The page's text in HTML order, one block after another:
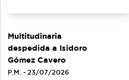
Multitudinaria
despedida a Isidoro
Gómez Cavero
P.M. - 23/07/2026